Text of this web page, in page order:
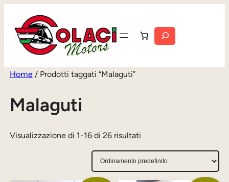
contenuto
Cerca
Home/ Prodotti taggati “Malaguti”
Malaguti
Visualizzazione di 1-16 di 26 risultati